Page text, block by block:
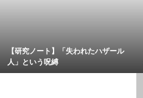
【研究ノート】「失われたハザール
人」という呪縛